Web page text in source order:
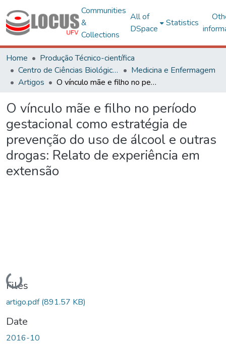
Communities
&
Collections
All of
DSpace
Statistics
Home
Produção Técnico-científica
Centro de Ciências Biológicas e da Saúde
Medicina e Enfermagem
Artigos
O vínculo mãe e filho no período gestacional como estratégia de prevenção do uso de álcool e outras drogas: Relato de experiência em extensão
O vínculo mãe e filho no período
gestacional como estratégia de
prevenção do uso de álcool e outras
drogas: Relato de experiência em
extensão
Loading...
Files
artigo.pdf(891.57 KB)
Date
2016-10